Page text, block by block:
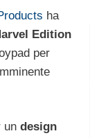
ha
Edition
per
un design